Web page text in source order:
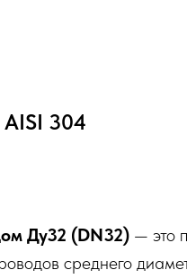
304
Ду32 (DN32) — это
среднего